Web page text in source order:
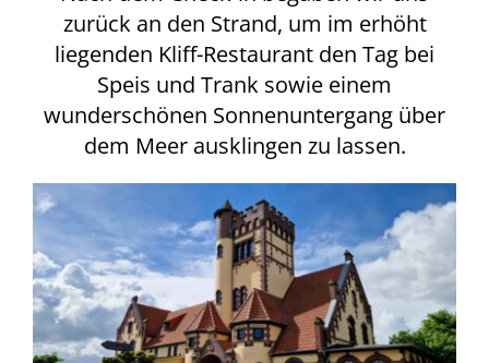
zurück an den Strand, um im erhöht
liegenden Kliff-Restaurant den Tag bei
Speis und Trank sowie einem
wunderschönen Sonnenuntergang über
dem Meer ausklingen zu lassen.